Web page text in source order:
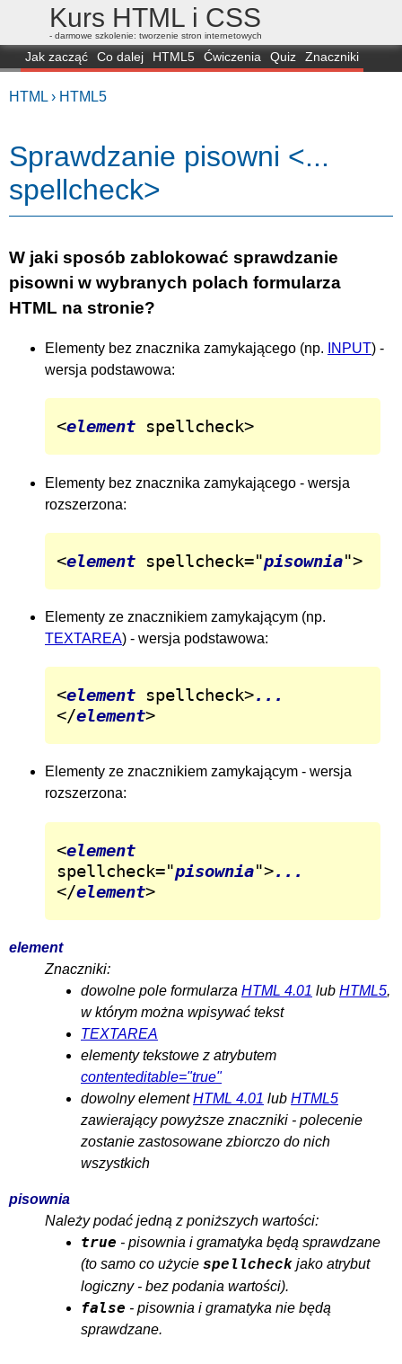
Kurs HTML i CSS
- darmowe szkolenie: tworzenie stron internetowych
Jak zacząć Co dalej HTML5 Ćwiczenia Quiz
Znaczniki
HTML › HTML5
Sprawdzanie pisowni <...
spellcheck>
W jaki sposób zablokować sprawdzanie
pisowni w wybranych polach formularza
HTML na stronie?
Elementy bez znacznika zamykającego (np. INPUT) -
wersja podstawowa:
<element spellcheck>
Elementy bez znacznika zamykającego - wersja
rozszerzona:
<element spellcheck="pisownia">
Elementy ze znacznikiem zamykającym (np.
TEXTAREA) - wersja podstawowa:
<element spellcheck>...
</element>
Elementy ze znacznikiem zamykającym - wersja
rozszerzona:
<element
spellcheck="pisownia">...
</element>
element
Znaczniki:
dowolne pole formularza HTML 4.01 lub HTML5,
w którym można wpisywać tekst
TEXTAREA
elementy tekstowe z atrybutem
contenteditable="true"
dowolny elementHTML 4.01 lub HTML5
zawierający powyższe znaczniki - polecenie
zostanie zastosowane zbiorczo do nich
wszystkich
pisownia
Należy podać jedną z poniższych wartości:
true - pisownia i gramatyka będą sprawdzane
(to samo co użycie spellcheck jako atrybut
logiczny - bez podania wartości).
false - pisownia i gramatyka nie będą
sprawdzane.